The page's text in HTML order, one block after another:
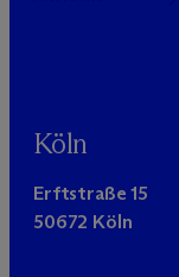
Köln
Erftstraße 15
50672 Köln